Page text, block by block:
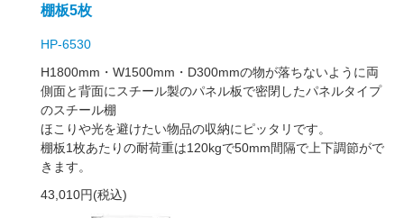
棚板5枚
HP-6530
H1800mm・W1500mm・D300mmの物が落ちないように両
側面と背面にスチール製のパネル板で密閉したパネルタイプ
のスチール棚
ほこりや光を避けたい物品の収納にピッタリです。
棚板1枚あたりの耐荷重は120kgで50mm間隔で上下調節がで
きます。
43,010円(税込)